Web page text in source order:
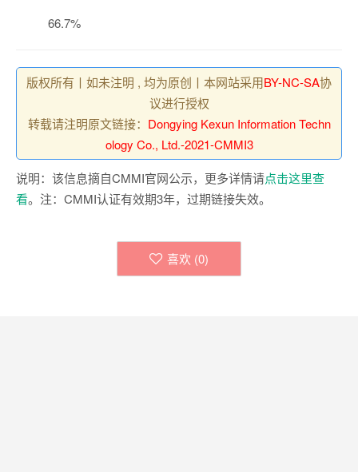
66.7%
版权所有丨如未注明 , 均为原创丨本网站采用BY-NC-SA协
议进行授权
转载请注明原文链接： Dongying Kexun Information Techn
ology Co., Ltd.-2021-CMMI3
说明：该信息摘自CMMI官网公示，更多详情请点击这里查
看。注：CMMI认证有效期3年，过期链接失效。
喜欢 (0)